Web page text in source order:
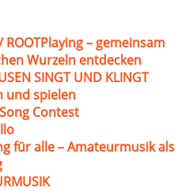
ROOTPlaying – gemeinsam
Wurzeln entdecken
SINGT UND KLINGT
und spielen
Contest
für alle – Amateurmusik als